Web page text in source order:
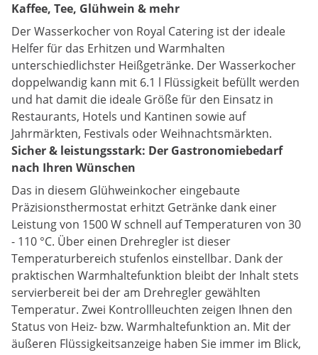
Kaffee, Tee, Glühwein & mehr
Der Wasserkocher von Royal Catering ist der ideale
Helfer für das Erhitzen und Warmhalten
unterschiedlichster Heißgetränke. Der Wasserkocher
doppelwandig kann mit 6.1 l Flüssigkeit befüllt werden
und hat damit die ideale Größe für den Einsatz in
Restaurants, Hotels und Kantinen sowie auf
Jahrmärkten, Festivals oder Weihnachtsmärkten.
Sicher & leistungsstark: Der Gastronomiebedarf
nach Ihren Wünschen
Das in diesem Glühweinkocher eingebaute
Präzisionsthermostat erhitzt Getränke dank einer
Leistung von 1500 W schnell auf Temperaturen von 30
- 110 °C. Über einen Drehregler ist dieser
Temperaturbereich stufenlos einstellbar. Dank der
praktischen Warmhaltefunktion bleibt der Inhalt stets
servierbereit bei der am Drehregler gewählten
Temperatur. Zwei Kontrollleuchten zeigen Ihnen den
Status von Heiz- bzw. Warmhaltefunktion an. Mit der
äußeren Flüssigkeitsanzeige haben Sie immer im Blick,